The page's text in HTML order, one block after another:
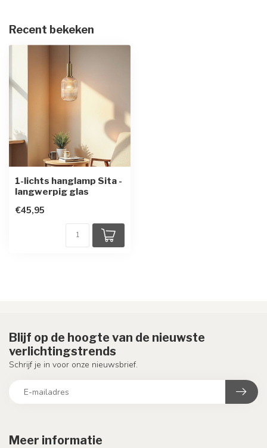
Recent bekeken
1-lichts hanglamp Sita -
langwerpig glas
€45,95
Meer informatie
Blijf op de hoogte van de nieuwste
verlichtingstrends
Schrijf je in voor onze nieuwsbrief.